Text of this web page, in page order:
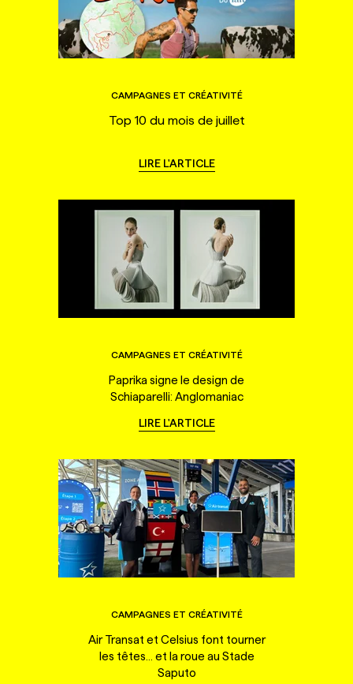
CAMPAGNES ET CRÉATIVITÉ
Top 10 du mois de juillet
LIRE L'ARTICLE
CAMPAGNES ET CRÉATIVITÉ
Paprika signe le design de
Schiaparelli: Anglomaniac
LIRE L'ARTICLE
CAMPAGNES ET CRÉATIVITÉ
Air Transat et Celsius font tourner
les têtes... et la roue au Stade
Saputo